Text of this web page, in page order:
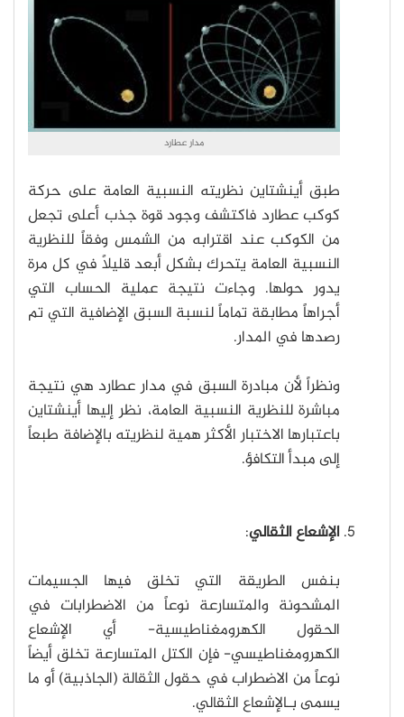
مدار عطارد
طبق أينشتاين نظريته النسبية العامة على حركة
كوكب عطارد فاكتشف وجود قوة جذب أعلى تجعل
من الكوكب عند اقترابه من الشمس وفقاً للنظرية
النسبية العامة يتحرك بشكل أبعد قليلاً في كل مرة
يدور حولها. وجاءت نتيجة عملية الحساب التي
أجراهاً مطابقة تماماً لنسبة السبق الإضافية التي تم
رصدها في المدار.
ونظراً لأن مبادرة السبق في مدار عطارد هي نتيجة
مباشرة للنظرية النسبية العامة، نظر إليها أينشتاين
باعتبارها الاختبار الأكثر همية لنظريته بالإضافة طبعاً
إلى مبدأ التكافؤ.
الإشعاع الثقالي:
بنفس الطريقة التي تخلق فيها الجسيمات
المشحونة والمتسارعة نوعاً من الاضطرابات في
الحقول الكهرومغناطيسية- أي الإشعاع
الكهرومغناطيسي- فإن الكتل المتسارعة تخلق أيضاً
نوعاً من الاضطراب في حقول الثقالة (الجاذبية) أو ما
يسمى بـالإشعاع الثقالي.